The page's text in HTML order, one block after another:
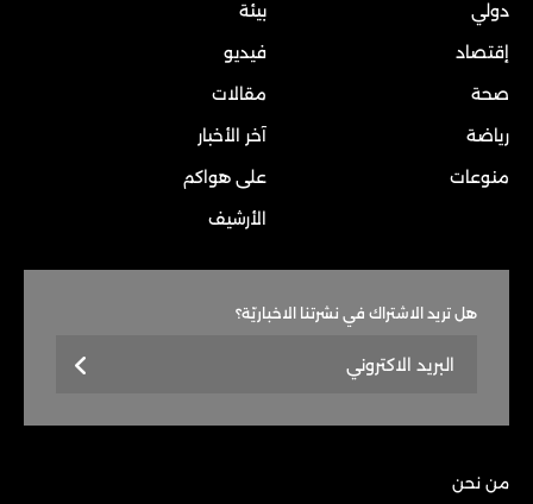
دولي
إقتصاد
صحة
رياضة
منوعات
بيئة
فيديو
مقالات
آخر الأخبار
على هواكم
الأرشيف
هل تريد الاشتراك في نشرتنا الاخباريّة؟
من نحن